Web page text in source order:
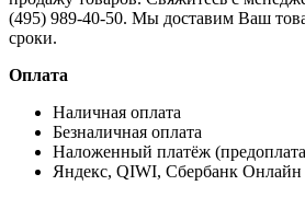
(495) 989-40-50. Мы доставим Ваш
сроки.
Оплата
Наличная оплата
Безналичная оплата
Наложенный платёж
Яндекс, QIWI, Сбербанк Онлайн